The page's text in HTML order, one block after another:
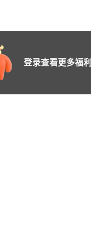
登录查看更多福